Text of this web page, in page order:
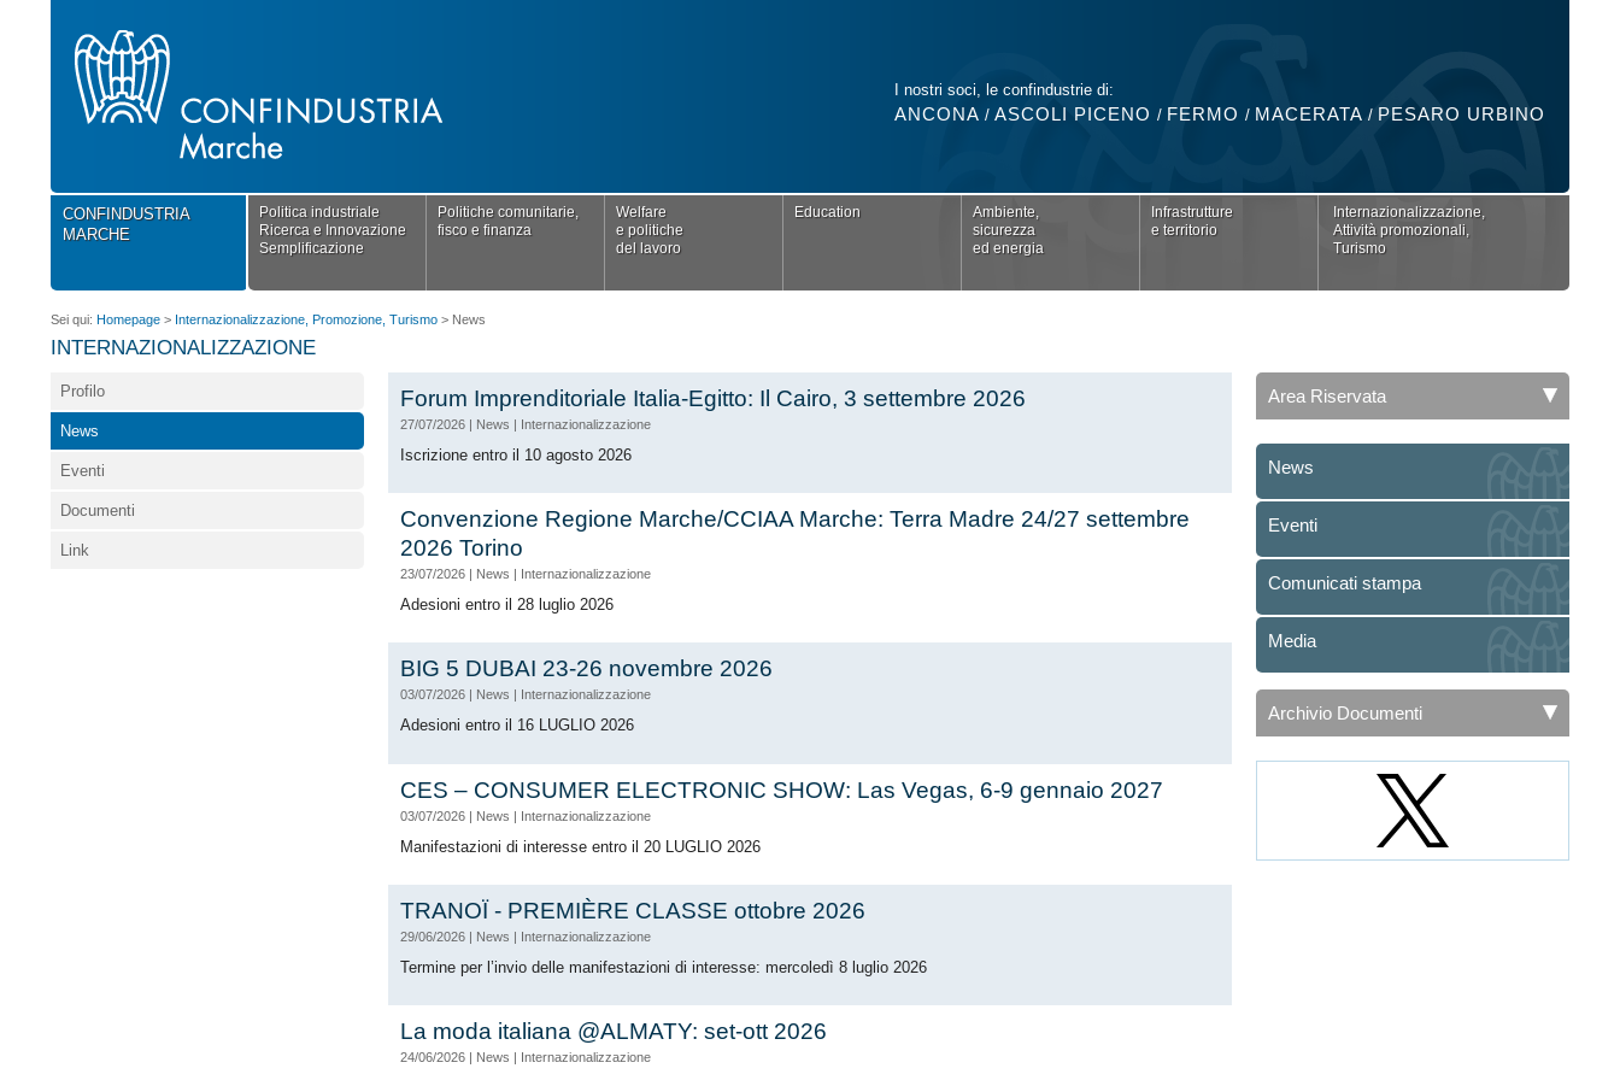
I nostri soci, le confindustrie di:
ANCONA / ASCOLI PICENO / FERMO / MACERATA / PESARO URBINO
CONFINDUSTRIA
MARCHE
Politica industriale
Ricerca e Innovazione
Semplificazione
Politiche comunitarie,
fisco e finanza
Welfare
e politiche
del lavoro
Education
Ambiente,
sicurezza
ed energia
Infrastrutture
e territorio
Internazionalizzazione,
Attività promozionali,
Turismo
Sei qui: Homepage > Internazionalizzazione, Promozione, Turismo > News
INTERNAZIONALIZZAZIONE
Forum Imprenditoriale Italia-Egitto: Il Cairo, 3 settembre 2026
27/07/2026 | News | Internazionalizzazione
Iscrizione entro il 10 agosto 2026
Convenzione Regione Marche/CCIAA Marche: Terra Madre 24/27 settembre
2026 Torino
23/07/2026 | News | Internazionalizzazione
Adesioni entro il 28 luglio 2026
BIG 5 DUBAI 23-26 novembre 2026
03/07/2026 News Internazionalizzazione
Adesioni entro il 16 LUGLIO 2026
CES – CONSUMER ELECTRONIC SHOW: Las Vegas, 6-9 gennaio 2027
03/07/2026 | News | Internazionalizzazione
Manifestazioni di interesse entro il 20 LUGLIO 2026
TRANOÏ - PREMIÈRE CLASSE ottobre 2026
29/06/2026 | News | Internazionalizzazione
Termine per l’invio delle manifestazioni di interesse: mercoledì 8 luglio 2026
La moda italiana @ALMATY: set-ott 2026
24/06/2026 | News | Internazionalizzazione
Profilo
News
Eventi
Documenti
Link
Area Riservata
News
Eventi
Comunicati stampa
Media
Archivio Documenti